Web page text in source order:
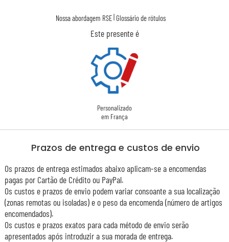
Nossa abordagem RSE|Glossário de rótulos
Este presente é
Personalizado
em França
Prazos de entrega e custos de envio
Os prazos de entrega estimados abaixo aplicam-se a encomendas
pagas por Cartão de Crédito ou PayPal.
Os custos e prazos de envio podem variar consoante a sua localização
(zonas remotas ou isoladas) e o peso da encomenda (número de artigos
encomendados).
Os custos e prazos exatos para cada método de envio serão
apresentados após introduzir a sua morada de entrega.